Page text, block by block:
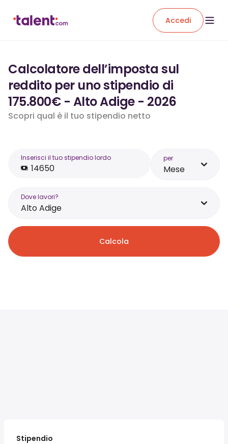
Accedi
Calcolatore dell’imposta sul
reddito per uno stipendio di
175.800€ - Alto Adige - 2026
Scopri qual è il tuo stipendio netto
Inserisci il tuo stipendio lordo per
Mese
Dove lavori?
Alto Adige
Calcola
Stipendio